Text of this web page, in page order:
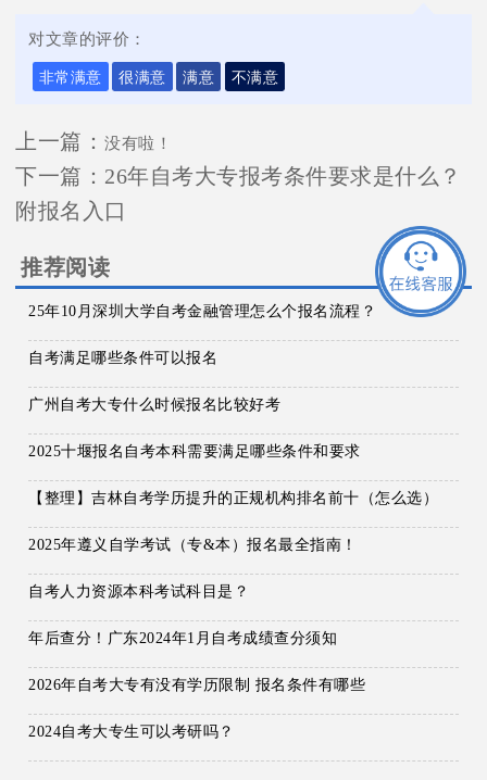
对文章的评价：
非常满意 很满意 满意 不满意
上一篇：没有啦！
下一篇： 26年自考大专报考条件要求是什么？
附报名入口
推荐阅读
25年10月深圳大学自考金融管理怎么个报名流程？
自考满足哪些条件可以报名
广州自考大专什么时候报名比较好考
2025十堰报名自考本科需要满足哪些条件和要求
【整理】吉林自考学历提升的正规机构排名前十（怎么选）
2025年遵义自学考试（专&本）报名最全指南！
自考人力资源本科考试科目是？
年后查分！广东2024年1月自考成绩查分须知
2026年自考大专有没有学历限制 报名条件有哪些
2024自考大专生可以考研吗？